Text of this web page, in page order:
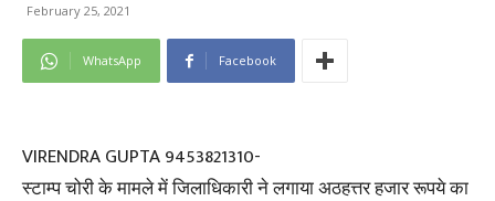
February 25, 2021
WhatsApp Facebook
VIRENDRA GUPTA 9453821310-
स्टाम्प चोरी के मामले में जिलाधिकारी ने लगाया अठहत्तर हजार रूपये का